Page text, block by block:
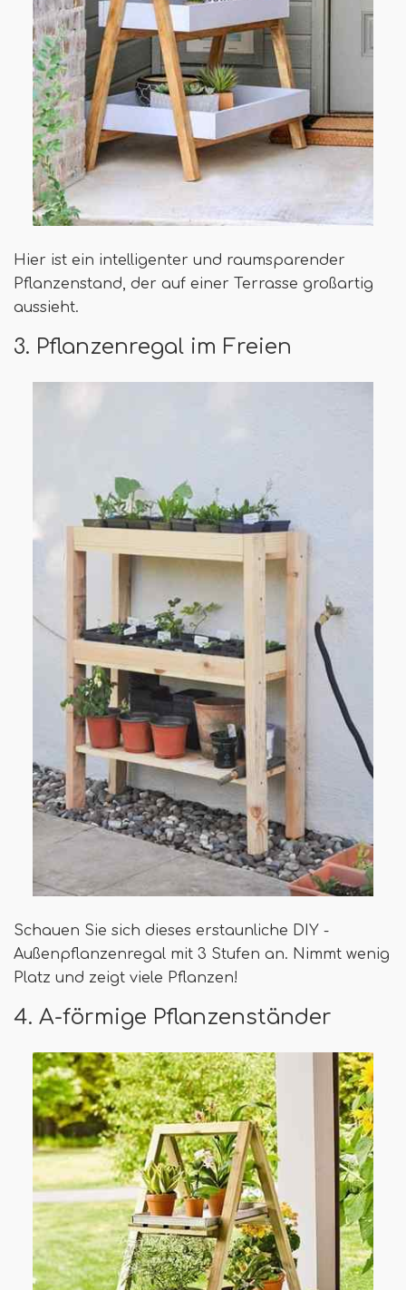
Hier ist ein intelligenter und raumsparender
Pflanzenstand, der auf einer Terrasse großartig
aussieht.
3. Pflanzenregal im Freien
Schauen Sie sich dieses erstaunliche DIY -
Außenpflanzenregal mit 3 Stufen an. Nimmt wenig
Platz und zeigt viele Pflanzen!
4. A-förmige Pflanzenständer